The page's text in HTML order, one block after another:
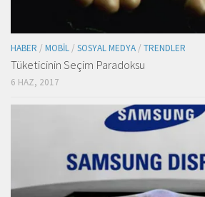
HABER / MOBIL / SOSYAL MEDYA / TRENDLER
Tüketicinin Seçim Paradoksu
6 HAZ, 2017